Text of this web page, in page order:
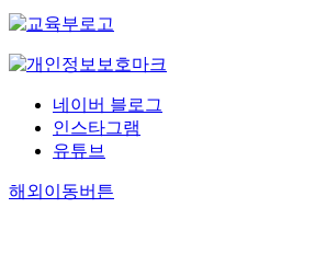
네이버 블로그
인스타그램
유튜브
해외이동버튼